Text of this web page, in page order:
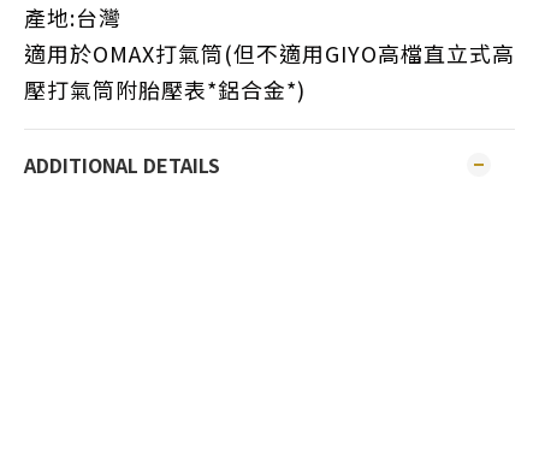
產地:台灣
適用於OMAX打氣筒(但不適用GIYO高檔直立式高
壓打氣筒附胎壓表*鋁合金*)
ADDITIONAL DETAILS